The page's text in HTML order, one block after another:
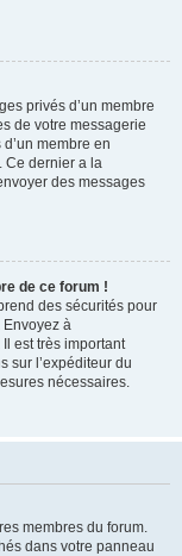
privés d’un membre
de votre messagerie
membre en
Ce dernier a la
des messages
de ce forum !
des sécurités pour
à
est très important
sur l’expéditeur du
nécessaires.
membres du forum.
dans votre panneau